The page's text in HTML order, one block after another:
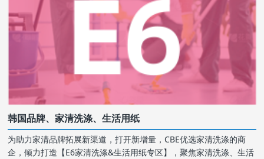
韩国品牌、家清洗涤、生活用纸
为助力家清品牌拓展新渠道，打开新增量，CBE优选家清洗涤的商
企，倾力打造【E6家清洗涤&生活用纸专区】，聚焦家清洗涤、生活